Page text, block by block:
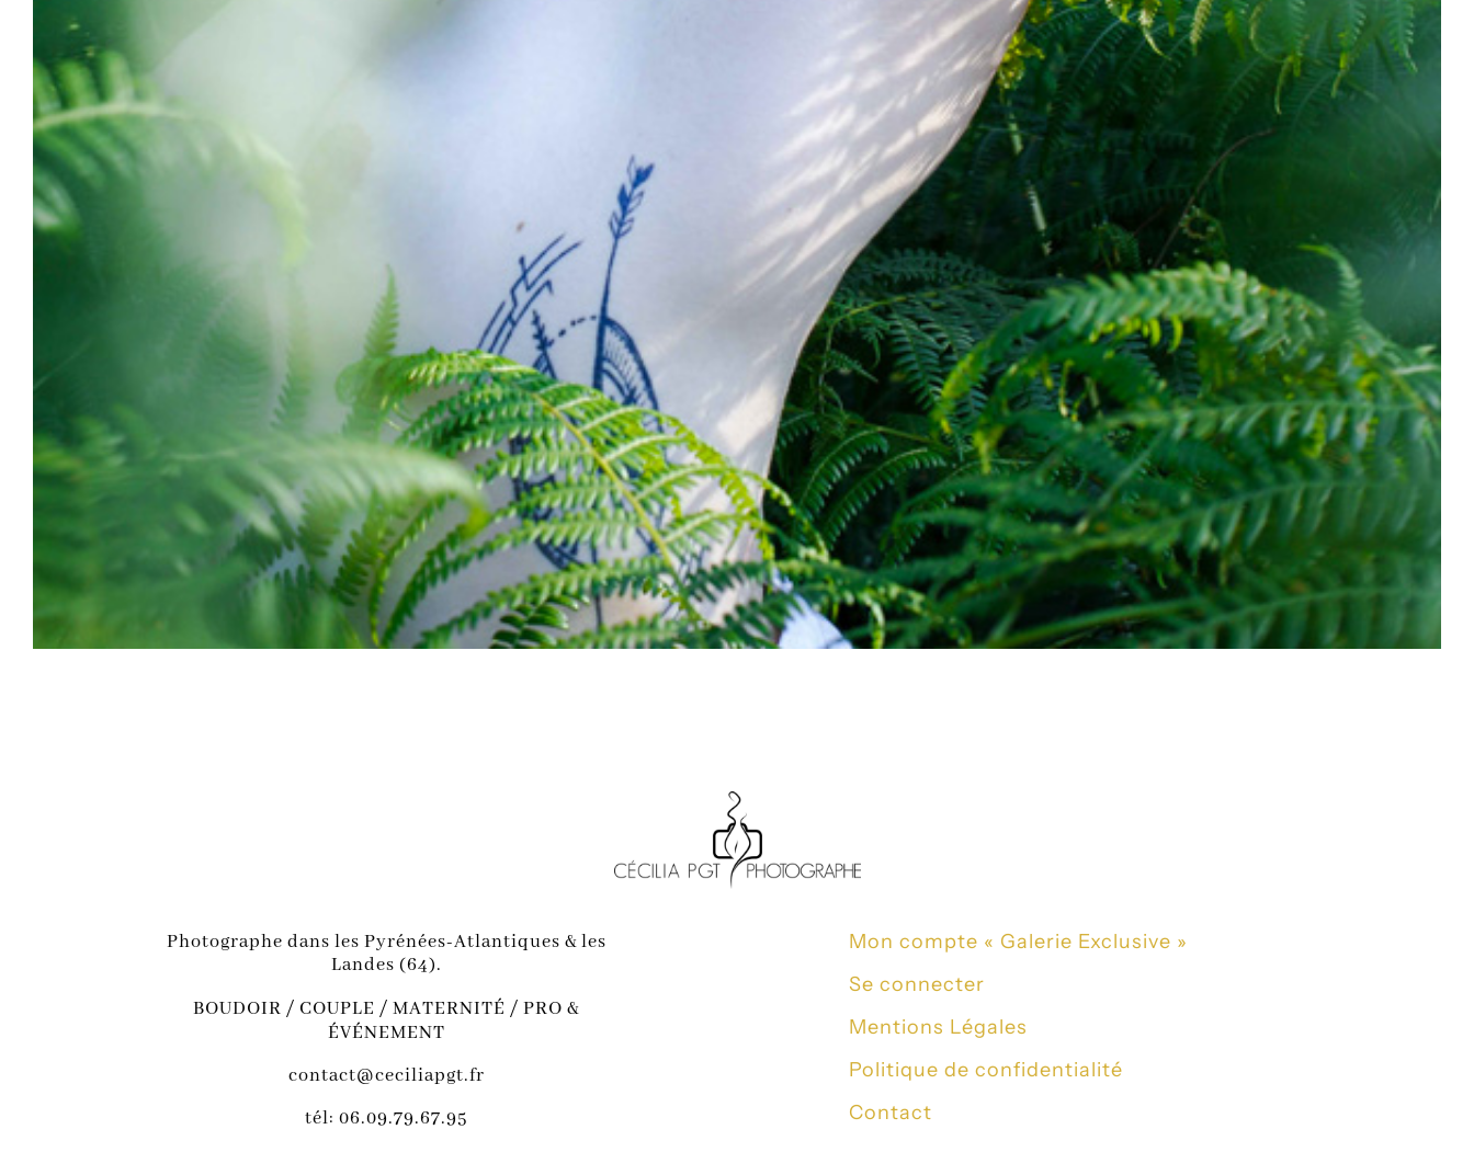
Photographe dans les Pyrénées-Atlantiques & les
Landes (64).
BOUDOIR / COUPLE / MATERNITÉ / PRO &
ÉVÉNEMENT
contact@ceciliapgt.fr
tél: 06.09.79.67.95
Mon compte « Galerie Exclusive »
Se connecter
Mentions Légales
Politique de confidentialité
Contact